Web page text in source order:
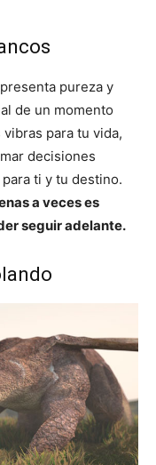
pureza y
de un momento
para tu vida,
decisiones
ti y tu destino.
a veces es
seguir adelante.